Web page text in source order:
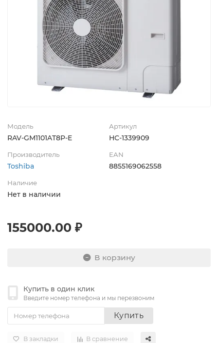
Модель
RAV-GM1101AT8P-E
Артикул
НС-1339909
Производитель
Toshiba
EAN
8855169062558
Наличие
Нет в наличии
155000.00 ₽
В корзину
Купить в один клик
Введите номер телефона и мы перезвоним
Купить
В закладки В сравнение